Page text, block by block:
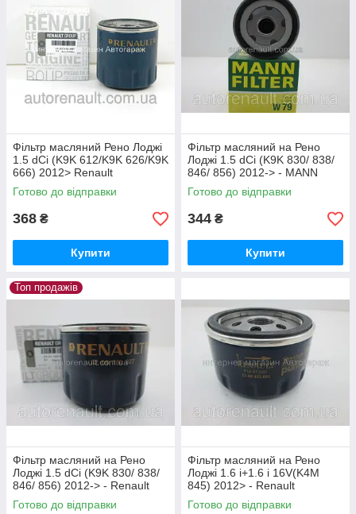
Фільтр масляний Рено Лоджі
1.5 dCi (K9K 612/K9K 626/K9K
666) 2012> Renault
(Оригінал) - 152089599R
Готово до відправки
368 ₴
Купити
Фільтр масляний на Рено
Лоджі 1.5 dCi (K9K 830/ 838/
846/ 856) 2012-> - MANN
FILTER (Німеччина) - W 79
Готово до відправки
344 ₴
Купити
Топ продажів
Фільтр масляний на Рено
Лоджі 1.5 dCi (K9K 830/ 838/
846/ 856) 2012-> - Renault
(Оригінал) - 8200768927
Готово до відправки
Фільтр масляний на Рено
Лоджі 1.6 i+1.6 i 16V(K4M
845) 2012> - Renault
(оригінал) 7700274177
Готово до відправки